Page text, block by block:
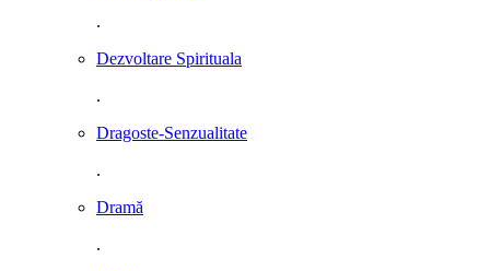
.
Dezvoltare Spirituala
.
Dragoste-Senzualitate
.
Dramă
.